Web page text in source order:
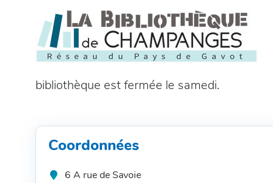
bibliothèque est fermée le samedi.
Coordonnées
6 A rue de Savoie